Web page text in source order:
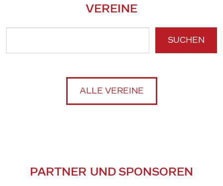
VEREINE
SUCHEN
ALLE VEREINE
PARTNER UND SPONSOREN